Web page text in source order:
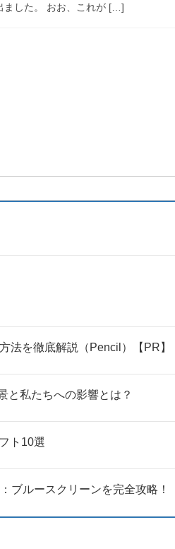
ました。 おお、これが […]
法を徹底解説（Pencil）【PR】
と私たちへの影響とは？
ト10選
ブルースクリーンを完全攻略！